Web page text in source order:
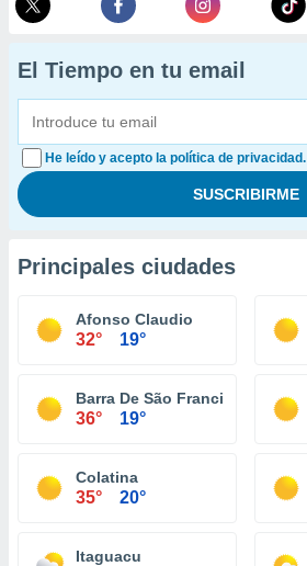
El Tiempo en tu email
He leído y acepto la política de privacidad.
Principales ciudades
Afonso Claudio
32° 19°
Barra De São Francisco
36° 19°
Colatina
35° 20°
Itaguacu